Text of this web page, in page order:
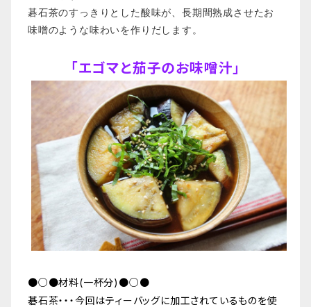
碁石茶のすっきりとした酸味が、長期間熟成させたお
味噌のような味わいを作りだします。
「エゴマと茄子のお味噌汁」
●○●材料(一杯分)●○●
碁石茶・・・今回はティーバッグに加工されているものを使